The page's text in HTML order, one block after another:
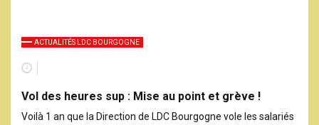
ACTUALITÉS LDC BOURGOGNE
Vol des heures sup : Mise au point et grève !
Voilà 1 an que la Direction de LDC Bourgogne vole les salariés